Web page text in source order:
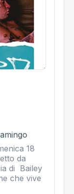
18
da
di Bailey
che vive